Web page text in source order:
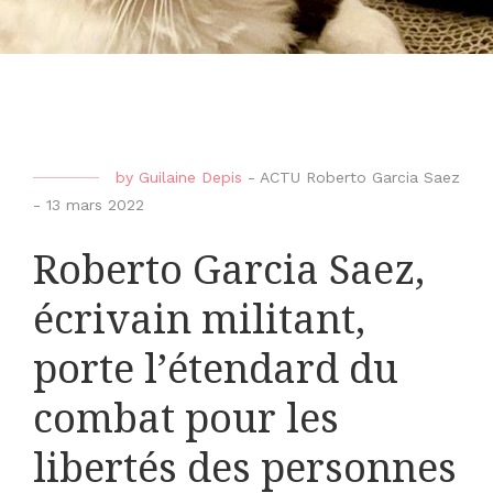
by Guilaine Depis - ACTU Roberto Garcia Saez
- 13 mars 2022
Roberto Garcia Saez,
écrivain militant,
porte l’étendard du
combat pour les
libertés des personnes